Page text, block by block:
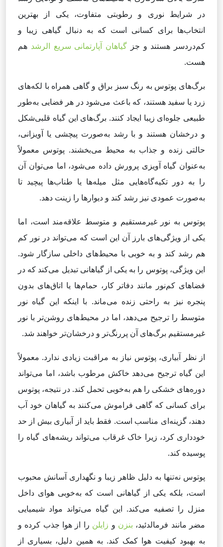
در شرایط نوری و رطوبتی متفاوت، یکی از بهترین
انتخاب‌ها برای کسانی است که به دنبال گیاهی زیبا و
کم‌دردسر هستند و جز گیاهان آپارتمانی سریع الرشد هم
هست.
برگ‌های پوتوس به رنگ سبز براق و گاهی همراه با لکه‌های
زرد یا سفید هستند، که باعث می‌شود در هر فضایی به‌طور
طبیعی جلوه‌ای زیبا ایجاد کنند. برگ‌های این گیاه قلبی‌شکل
و درخشان هستند و با رشد به‌صورت پیچشی یا آویزانی،
حالتی زنده و جذاب به محیط می‌بخشند. پوتوس معمولاً
به‌عنوان گیاه آویزی پرورش داده می‌شود، اما می‌توان آن
را به دور تکیه‌گاه‌هایی مثل میله‌ها یا طناب‌ها پیچید تا
به‌صورت عمودی نیز رشد کند و دیوارها را زینت دهد.
پوتوس به نور غیرمستقیم و متوسط علاقه‌مند است، اما
یکی از ویژگی‌های بارز آن این است که می‌تواند در نور کم
هم رشد کند و به خوبی با محیط‌های داخلی سازگار شود.
این ویژگی، پوتوس را به یکی از گیاهانی تبدیل می‌کند که در
فضاهای کم‌نور مانند دفاتر کار، حمام‌ها یا اتاق‌های بدون
پنجره نیز به راحتی زنده می‌ماند. با اینکه این گیاه نور
متوسط را ترجیح می‌دهد، اما در محیط‌های روشن‌تر با نور
غیرمستقیم برگ‌های آن پررنگ‌تر و درخشان‌تر خواهند شد.
از نظر آبیاری، پوتوس نیاز به مراقبت زیادی ندارد. معمولاً
این گیاه ترجیح می‌دهد خاکش مرطوب باشد، اما می‌تواند
دوره‌های خشکی را هم به‌خوبی تحمل کند. در نتیجه، پوتوس
برای کسانی که گاهی فراموش می‌کنند به گیاهان خود آب
دهند، گزینه‌ای مناسب است. فقط باید از آبیاری بیش از حد
خودداری کرد، زیرا خاک غرقاب می‌تواند ریشه‌های گیاه را
پوسیده کند.
پوتوس نه‌تنها به دلیل ظاهر زیبا و نگهداری آسانش محبوب
است، بلکه یکی از گیاهانی است که به‌خوبی هوای داخل
منزل را تصفیه می‌کند. این گیاه می‌تواند مواد شیمیایی
مضر مانند فرمالدئید، بنزن و زایلن را از هوا جذب کرده و
به بهبود کیفیت هوا کمک کند. به همین دلیل، بسیاری از